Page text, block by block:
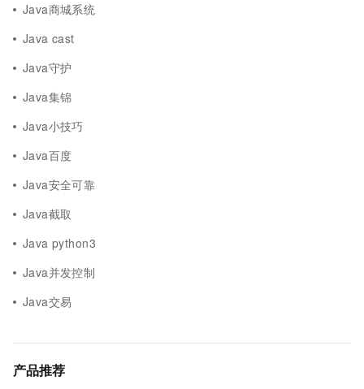
Java商城系统
Java cast
Java守护
Java集锦
Java小技巧
Java百度
Java安全可靠
Java截取
Java python3
Java并发控制
Java交易
产品推荐